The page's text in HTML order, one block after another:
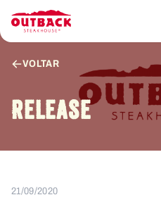
VOLTAR
RELEASE
21/09/2020